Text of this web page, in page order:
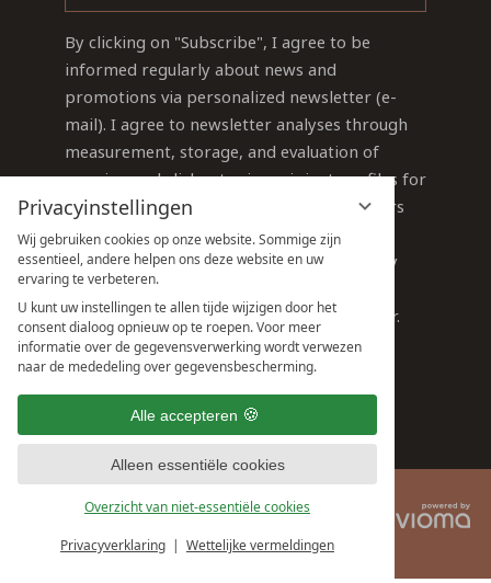
Privacyinstellingen
Wij gebruiken cookies op onze website. Sommige zijn
essentieel, andere helpen ons deze website en uw
ervaring te verbeteren.
U kunt uw instellingen te allen tijde wijzigen door het
consent dialoog opnieuw op te roepen. Voor meer
informatie over de gegevensverwerking wordt verwezen
naar de mededeling over gegevensbescherming.
Alle accepteren
Alleen essentiële cookies
Overzicht van niet-essentiële cookies
Privacyverklaring Wettelijke vermeldingen
By clicking on "Subscribe", I agree to be
informed regularly about news and
promotions via personalized newsletter (e-
mail). I agree to newsletter analyses through
measurement, storage, and evaluation of
opening and click rates in recipient profiles for
the purpose of designing future newsletters
according to subscriber interests.
You can revoke your consent at any time by
emailinginfo@sauerland-stern-hotel.de
using the unsubscribe link in the newsletter.
Detailed information can be found in our
privacy policy.
SUBSCRIBE
PRIVACYBELEID
COOKIEBELEID
COLOFON
ALGEMENE VOORWAARDEN